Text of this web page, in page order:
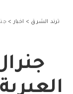
ترند الشرق > اخبار >